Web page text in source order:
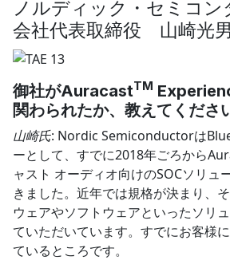
ノルディック・セミコン
会社代表取締役 山崎光
御社がAuracastTM
関わられたか、教えてくださ
山崎氏: Nordic Semiconductorは
ーとして、すでに2018年ごろから
ャスト オーディオ向けのSOCソリュ
きました。近年では規格が決まり、
ウェアやソフトウェアといったソリ
ていただいています。すでにお客様
ているところです。